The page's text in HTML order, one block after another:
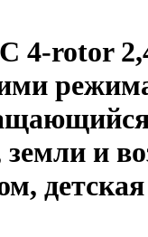
4-rotor
и
детская